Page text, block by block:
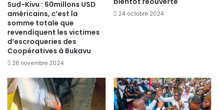
Sud-Kivu : 60millons USD
américains, c’est la
somme totale que
revendiquent les victimes
d’escroqueries des
Coopératives à Bukavu
26 novembre 2024
24 octobre 2024